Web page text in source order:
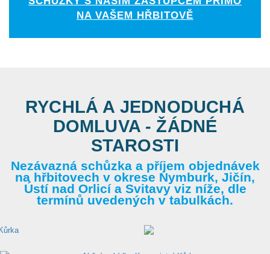
NA VAŠEM HŘBITOVĚ
RYCHLÁ A JEDNODUCHÁ
DOMLUVA - ŽÁDNÉ
STAROSTI
Nezávazná schůzka a příjem objednávek
na hřbitovech v okrese Nymburk, Jičín,
Ústí nad Orlicí a Svitavy viz níže, dle
termínů uvedených v tabulkách.